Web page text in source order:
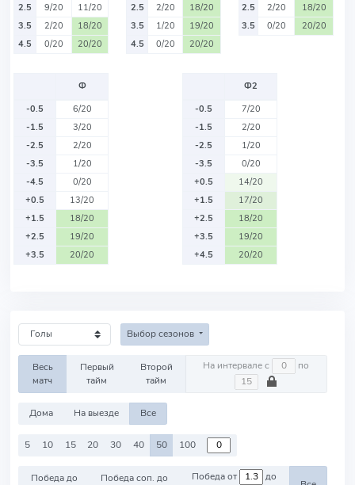
2.5
9/20
11/20
3.5
2/20
18/20
4.5
0/20 20/20
2.5
2/20
18/20
3.5
1/20
19/20
4.5
0/20 20/20
2.5
2/20
18/20
3.5
0/20 20/20
Ф
-0.5
6/20
-1.5
3/20
-2.5
2/20
-3.5
1/20
-4.5
0/20
+0.5
13/20
+1.5
18/20
+2.5
19/20
+3.5
20/20
Ф2
-0.5
7/20
-1.5
2/20
-2.5
1/20
-3.5
0/20
+0.5
14/20
+1.5
17/20
+2.5
18/20
+3.5
19/20
+4.5
20/20
Выбор сезонов
Весь
матч
Первый
тайм
Второй
тайм
На интервале с по
Дома На выезде Все
5 10 15 20 30 40 50 100
Победа до
Победа соп. до
Победа от до